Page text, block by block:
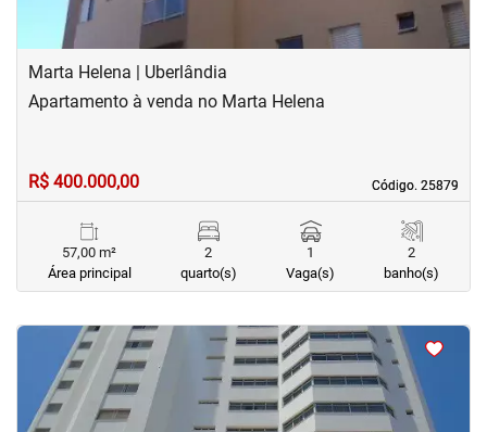
Marta Helena | Uberlândia
Código. 25879
Código. 25879
Apartamento à venda no Marta Helena
R$ 400.000,00
57,00 m²
Área principal
2
quarto(s)
1
Vaga(s)
2
banho(s)
<